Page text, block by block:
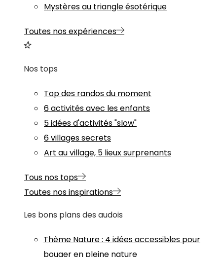
Mystères au triangle ésotérique
Toutes nos expériences
Nos tops
Top des randos du moment
6 activités avec les enfants
5 idées d'activités "slow"
6 villages secrets
Art au village, 5 lieux surprenants
Tous nos tops
Toutes nos inspirations
Les bons plans des audois
Thème Nature: 4 idées accessibles pour
bouger en pleine nature